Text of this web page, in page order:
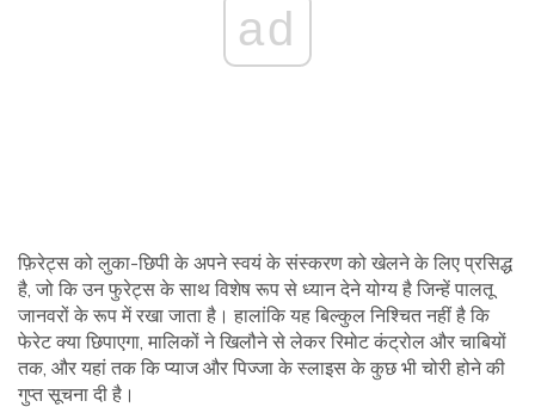
ad
फ़िरेट्स को लुका-छिपी के अपने स्वयं के संस्करण को खेलने के लिए प्रसिद्ध
है, जो कि उन फुरेट्स के साथ विशेष रूप से ध्यान देने योग्य है जिन्हें पालतू
जानवरों के रूप में रखा जाता है। हालांकि यह बिल्कुल निश्चित नहीं है कि
फेरेट क्या छिपाएगा, मालिकों ने खिलौने से लेकर रिमोट कंट्रोल और चाबियों
तक, और यहां तक ​​कि प्याज और पिज्जा के स्लाइस के कुछ भी चोरी होने की
गुप्त सूचना दी है।